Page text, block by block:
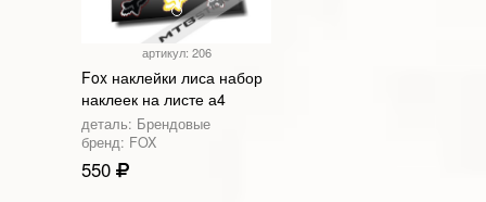
артикул: 206
Fox наклейки лиса набор
наклеек на листе а4
деталь: Брендовые
бренд: FOX
550